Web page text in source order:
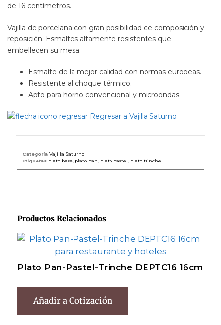
de 16 centímetros.
Vajilla de porcelana con gran posibilidad de composición y
reposición. Esmaltes altamente resistentes que
embellecen su mesa.
Esmalte de la mejor calidad con normas europeas.
Resistente al choque térmico.
Apto para horno convencional y microondas.
Regresar a Vajilla Saturno
Categoría Vajilla Saturno
Etiquetas plato base plato pan plato pastel plato trinche
Productos Relacionados
Plato Pan-Pastel-Trinche DEPTC16 16cm
Añadir a Cotización